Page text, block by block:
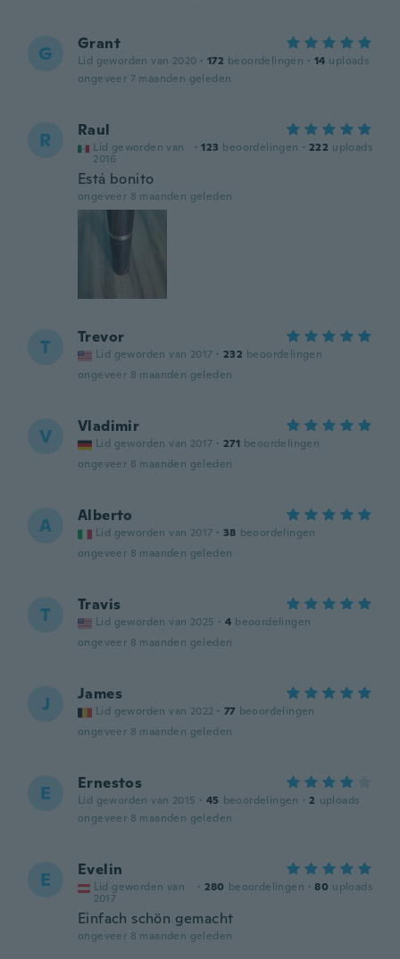
G Grant
Lid geworden van 2020 · 172 beoordelingen · 14 uploads
ongeveer 7 maanden geleden
R Raul
Lid geworden van
2016
· 123 beoordelingen · 222 uploads
Está bonito
ongeveer 8 maanden geleden
T Trevor
Lid geworden van 2017 · 232 beoordelingen
ongeveer 8 maanden geleden
V Vladimir
Lid geworden van 2017 · 271 beoordelingen
ongeveer 8 maanden geleden
A Alberto
Lid geworden van 2017 · 38 beoordelingen
ongeveer 8 maanden geleden
T Travis
Lid geworden van 2025 · 4 beoordelingen
ongeveer 8 maanden geleden
J James
Lid geworden van 2022 · 77 beoordelingen
ongeveer 8 maanden geleden
E Ernestos
Lid geworden van 2015 · 45 beoordelingen · 2 uploads
ongeveer 8 maanden geleden
E Evelin
Lid geworden van
2017
· 280 beoordelingen · 80 uploads
Einfach schön gemacht
ongeveer 8 maanden geleden